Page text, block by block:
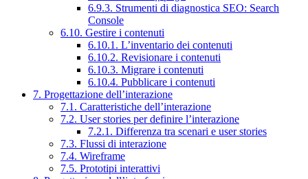
6.9.3. Strumenti di diagnostica SEO: Search
Console
6.10. Gestire i contenuti
6.10.1. L’inventario dei contenuti
6.10.2. Revisionare i contenuti
6.10.3. Migrare i contenuti
6.10.4. Pubblicare i contenuti
7. Progettazione dell’interazione
7.1. Caratteristiche dell’interazione
7.2. User stories per definire l’interazione
7.2.1. Differenza tra scenari e user stories
7.3. Flussi di interazione
7.4. Wireframe
7.5. Prototipi interattivi